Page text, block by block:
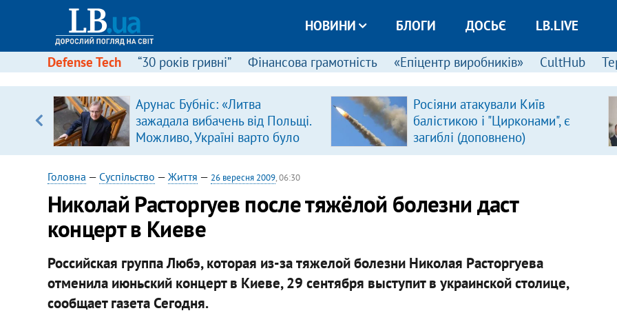
НОВИНИ БЛОГИ ДОСЬЄ LB.LIVE
Defense Tech “30 років гривні” Фінансова грамотність «Епіцентр виробників» CultHub
Арунас Бубніс: «Литва
зажадала вибачень від Польщі.
Можливо, Україні варто було
зробити так само»
Росіяни атакували Київ
балістикою і "Цирконами", є
загиблі (доповнено)
Головна — Суспільство — Життя — 26 вересня 2009, 06:30
Николай Расторгуев после тяжёлой болезни даст
концерт в Киеве
Российская группа Любэ, которая из-за тяжелой болезни Николая Расторгуева
отменила июньский концерт в Киеве, 29 сентября выступит в украинской столице,
сообщает газета Сегодня.